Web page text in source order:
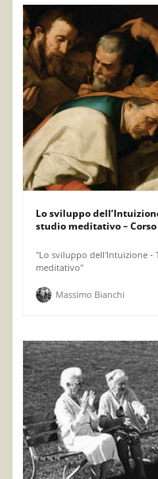
Lo sviluppo
studio meditativo – Corso
"Lo sviluppo dell'Intuizione -
meditativo"
Massimo Bianchi